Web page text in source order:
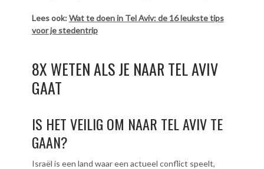
Lees ook:Wat te doen in Tel Aviv: de 16 leukste tips
voor je stedentrip
8X WETEN ALS JE NAAR TEL AVIV
GAAT
IS HET VEILIG OM NAAR TEL AVIV TE
GAAN?
Israël is een land waar een actueel conflict speelt,